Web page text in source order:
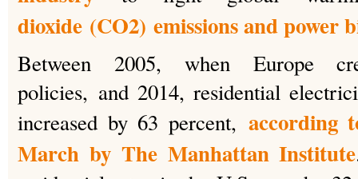
dioxide (CO2) emissions and power
Between 2005, when Europe
policies, and 2014, residential
increased by 63 percent, according
March by The Manhattan Institute